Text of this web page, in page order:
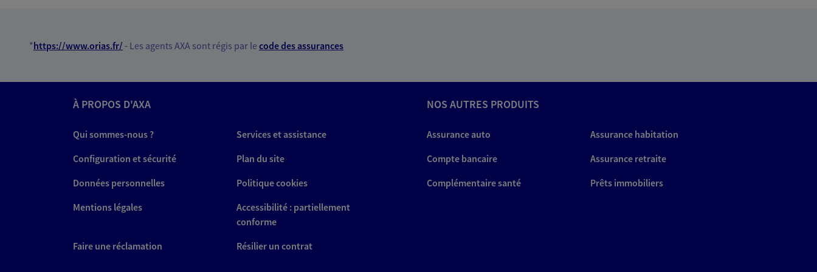
95320 St Leu La Foret
06 68 37 73 66 NOUS CONTACTER
N° Orias * (orias.fr) : 25000453
Frederic Robin
Conseiller AXA Epargne et Protection
*https://www.orias.fr/ - Les agents AXA sont régis par lecode des assurances
À PROPOS D'AXA
Qui sommes-nous ?
Services et assistance
Configuration et sécurité
Plan du site
Données personnelles
Politique cookies
Mentions légales
Accessibilité : partiellement
conforme
Faire une réclamation
Résilier un contrat
NOS AUTRES PRODUITS
Assurance auto
Assurance habitation
Compte bancaire
Assurance retraite
Complémentaire santé
Prêts immobiliers